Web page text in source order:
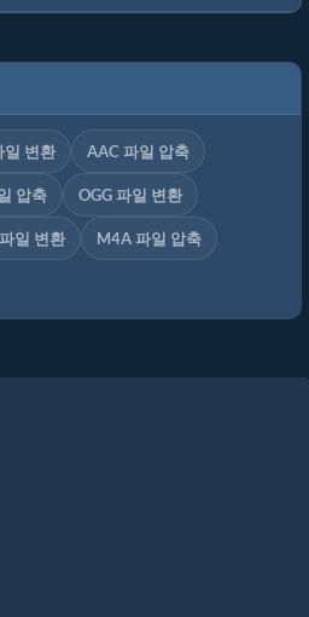
일 변환 AAC 파일 압축
압축 OGG 파일 변환
일 변환 M4A 파일 압축